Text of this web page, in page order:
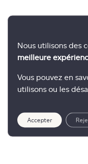
Nous utilisons des
meilleure
Vous pouvez en
utilisons ou les
Accepter